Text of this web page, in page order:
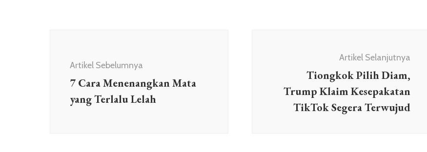
Artikel Sebelumnya
7 Cara Menenangkan Mata
yang Terlalu Lelah
Artikel Selanjutnya
Tiongkok Pilih Diam,
Trump Klaim Kesepakatan
TikTok Segera Terwujud